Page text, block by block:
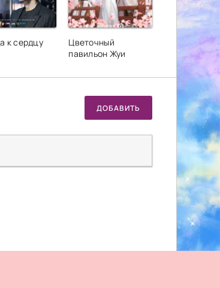
к сердцу
Цветочный
павильон Жуи
ДОБАВИТЬ